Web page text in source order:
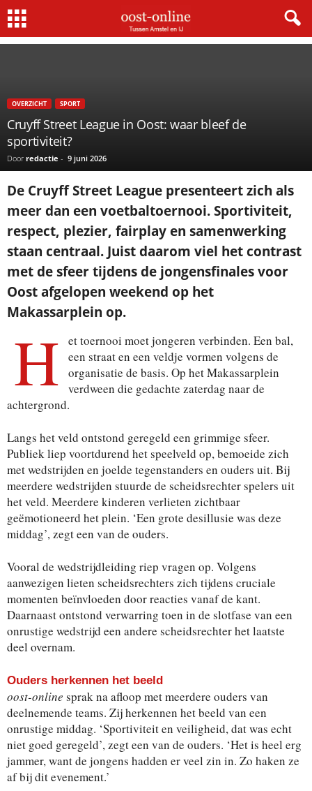
Home Cruyff Street League in Oost: waar bleef de sportiviteit?
OVERZICHT SPORT
Cruyff Street League in Oost: waar bleef de
sportiviteit?
Door redactie - 9 juni 2026
De Cruyff Street League presenteert zich als
meer dan een voetbaltoernooi. Sportiviteit,
respect, plezier, fairplay en samenwerking
staan centraal. Juist daarom viel het contrast
met de sfeer tijdens de jongensfinales voor
Oost afgelopen weekend op het
Makassarplein op.
H
et toernooi moet jongeren verbinden. Een bal,
een straat en een veldje vormen volgens de
organisatie de basis. Op het Makassarplein
verdween die gedachte zaterdag naar de
achtergrond.
Langs het veld ontstond geregeld een grimmige sfeer.
Publiek liep voortdurend het speelveld op, bemoeide zich
met wedstrijden en joelde tegenstanders en ouders uit. Bij
meerdere wedstrijden stuurde de scheidsrechter spelers uit
het veld. Meerdere kinderen verlieten zichtbaar
geëmotioneerd het plein. ‘Een grote desillusie was deze
middag’, zegt een van de ouders.
Vooral de wedstrijdleiding riep vragen op. Volgens
aanwezigen lieten scheidsrechters zich tijdens cruciale
momenten beïnvloeden door reacties vanaf de kant.
Daarnaast ontstond verwarring toen in de slotfase van een
onrustige wedstrijd een andere scheidsrechter het laatste
deel overnam.
Ouders herkennen het beeld
oost-online sprak na afloop met meerdere ouders van
deelnemende teams. Zij herkennen het beeld van een
onrustige middag. ‘Sportiviteit en veiligheid, dat was echt
niet goed geregeld’, zegt een van de ouders. ‘Het is heel erg
jammer, want de jongens hadden er veel zin in. Zo haken ze
af bij dit evenement.’